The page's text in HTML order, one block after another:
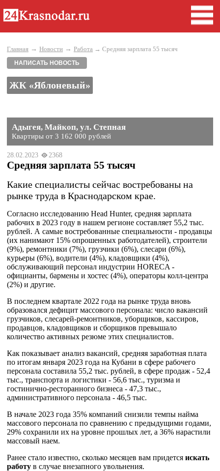
Главная → Новости → Работа → Средняя зарплата 55 тысяч
НАПИСАТЬ НОВОСТЬ
ЖК «Яблоневый»
Адыгея, Майкоп, ул. Степная
Квартиры от 3 162 000 рублей
28.02.2023 2368
Средняя зарплата 55 тысяч
Какие специалисты сейчас востребованы на
рынке труда в Краснодарском крае.
Согласно исследованию Head Hunter, средняя зарплата
рабочих в 2023 году в нашем регионе составляет 55,2 тыс.
рублей. А самые востребованные специальности - продавцы
(их нанимают 15% опрошенных работодателей), строители
(9%), ремонтники (7%), грузчики (6%), слесари (6%),
курьеры (6%), водители (4%), кладовщики (4%),
обслуживающий персонал индустрии HORECA -
официанты, бармены и хостес (4%), операторы колл-центра
(2%) и другие.
В последнем квартале 2022 года на рынке труда вновь
образовался дефицит массового персонала: число вакансий
грузчиков, слесарей-ремонтников, уборщиков, кассиров,
продавцов, кладовщиков и сборщиков превышало
количество активных резюме этих специалистов.
Как показывает анализ вакансий, средняя заработная плата
по итогам января 2023 года на Кубани в сфере рабочего
персонала составила 55,2 тыс. рублей, в сфере продаж - 52,4
тыс., транспорта и логистики - 56,6 тыс., туризма и
гостинично-ресторанного бизнеса - 47,3 тыс.,
административного персонала - 46,5 тыс.
В начале 2023 года 35% компаний снизили темпы найма
массового персонала по сравнению с предыдущими годами,
29% сохранили их на уровне прошлых лет, а 36% нарастили
массовый наем.
Ранее стало известно, сколько месяцев вам придется искать
работу в случае внезапного увольнения.